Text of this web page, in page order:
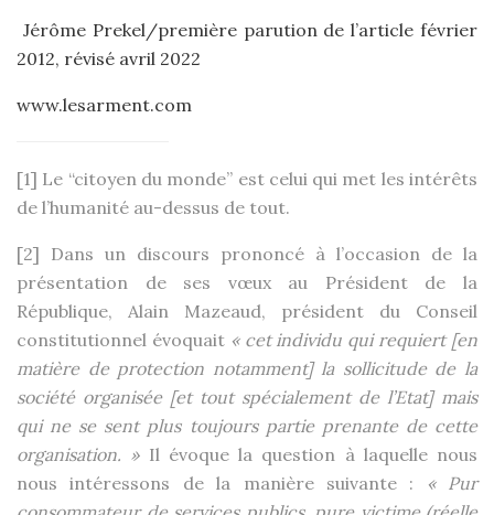
Jérôme Prekel/première parution de l’article février
2012, révisé avril 2022
www.lesarment.com
[1] Le “citoyen du monde” est celui qui met les intérêts
de l’humanité au-dessus de tout.
[2] Dans un discours prononcé à l’occasion de la
présentation de ses vœux au Président de la
République, Alain Mazeaud, président du Conseil
constitutionnel évoquait « cet individu qui requiert [en
matière de protection notamment] la sollicitude de la
société organisée [et tout spécialement de l’Etat] mais
qui ne se sent plus toujours partie prenante de cette
organisation. »Il évoque la question à laquelle nous
nous intéressons de la manière suivante :
« Pur